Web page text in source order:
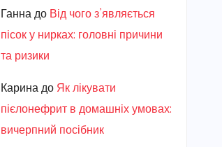
Ганнадо Від чого з’являється
пісок у нирках: головні причини
та ризики
Каринадо Як лікувати
пієлонефрит в домашніх умовах:
вичерпний посібник